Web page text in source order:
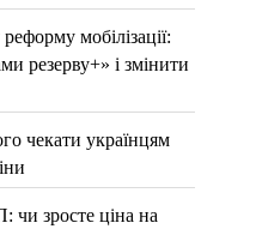
мобілізації:
резерву+» і змінити
чекати українцям
зросте ціна на